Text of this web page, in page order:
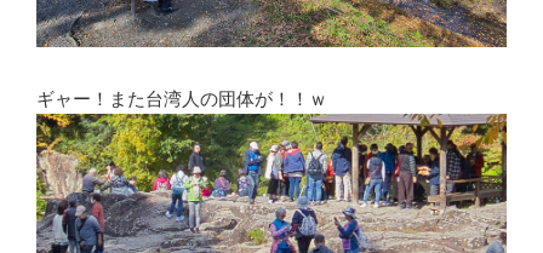
ギャー！また台湾人の団体が！！ｗ